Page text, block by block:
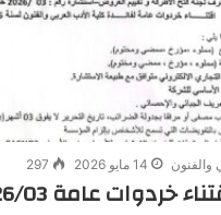
والفنون 14 مايو 2026 297
خردوات عامة 2026/03